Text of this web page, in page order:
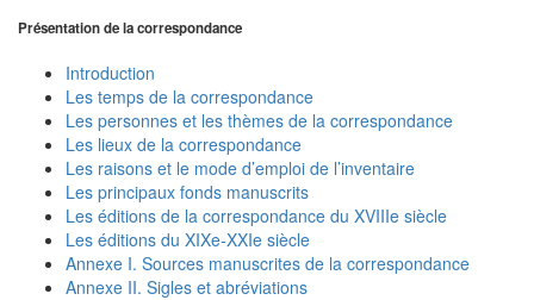
Présentation de la correspondance
Introduction
Les temps de la correspondance
Les personnes et les thèmes de la correspondance
Les lieux de la correspondance
Les raisons et le mode d’emploi de l’inventaire
Les principaux fonds manuscrits
Les éditions de la correspondance du XVIIIe siècle
Les éditions du XIXe-XXIe siècle
Annexe I. Sources manuscrites de la correspondance
Annexe II. Sigles et abréviations